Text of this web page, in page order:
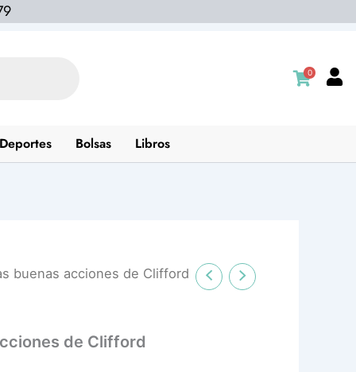
0
Bolsas Libros
buenas acciones de Clifford
de Clifford